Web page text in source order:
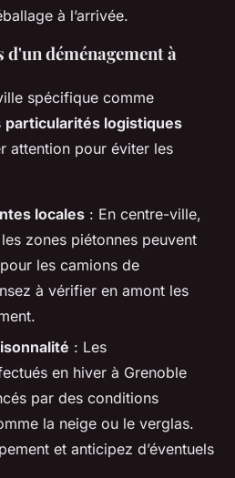
à l’arrivée.
déménagement à
spécifique comme
particularités logistiques
attention pour éviter les
locales : En centre-ville,
zones piétonnes peuvent
les camions de
à vérifier en amont les
: Les
en hiver à Grenoble
par des conditions
la neige ou le verglas.
et anticipez d’éventuels